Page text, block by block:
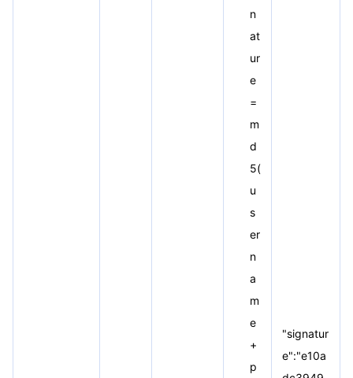
n
at
ur
e
=
m
d
5(
u
s
er
n
a
m
e
+
p
"signatur
e":"e10a